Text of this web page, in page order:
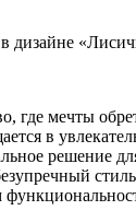
дизайне
где мечты
в
решение
стиль